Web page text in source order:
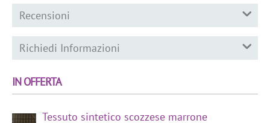
Recensioni
Richiedi Informazioni
IN OFFERTA
Tessuto sintetico scozzese marrone